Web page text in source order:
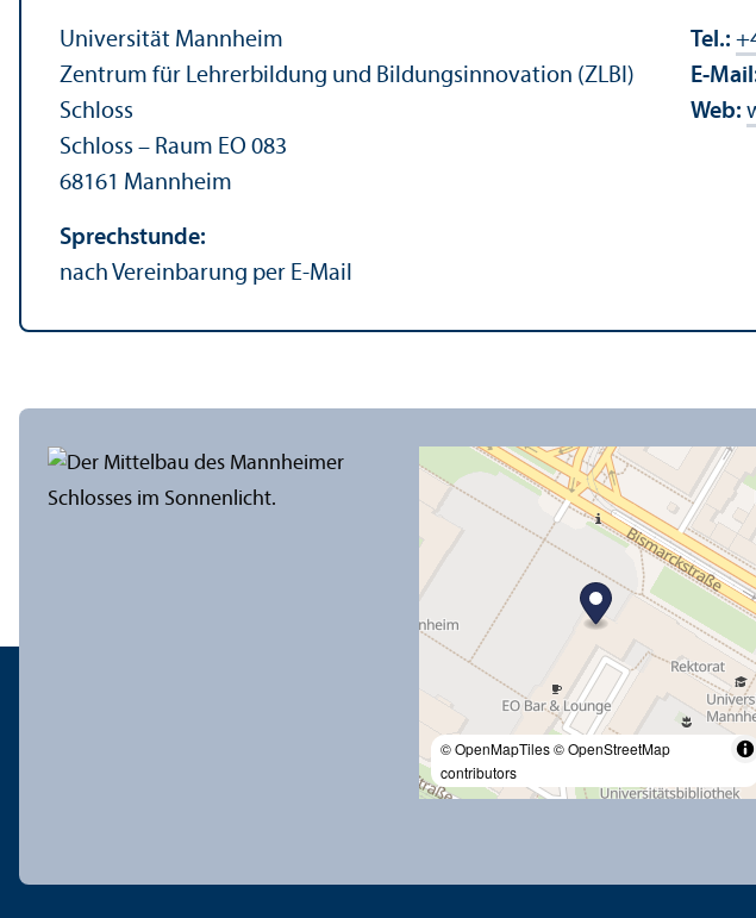
Universität Mannheim
Zentrum für Lehr­erbildung und Bildungs­innovation (ZLBI)
Schloss
Schloss – Raum EO 083
68161 Mannheim
Tel.:
E-
Web:
Sprechstunde:
nach Vereinbarung per E-Mail
© OpenMapTiles© OpenStreetMap
contributors